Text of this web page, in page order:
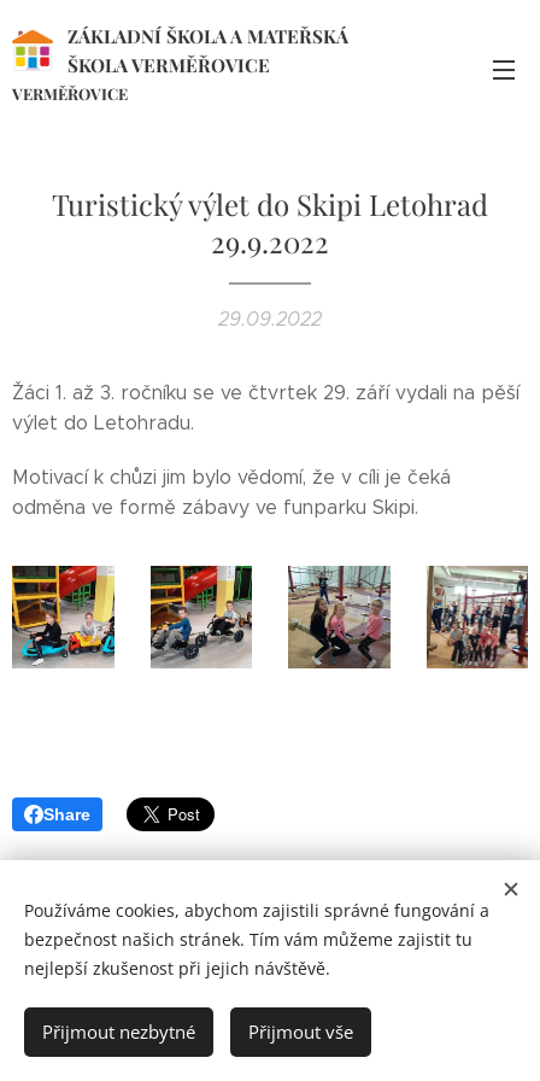
ZÁKLADNÍ ŠKOLA A MATEŘSKÁ
ŠKOLA VERMĚŘOVICE
VERMĚŘOVICE
Turistický výlet do Skipi Letohrad
29.9.2022
29.09.2022
Žáci 1. až 3. ročníku se ve čtvrtek 29. září vydali na pěší
výlet do Letohradu.
Motivací k chůzi jim bylo vědomí, že v cíli je čeká
odměna ve formě zábavy ve funparku Skipi.
Share
2024 ZŠ a MŠ Verměřovice
Vytvořeno službou
Webnode
Používáme cookies, abychom zajistili správné fungování a
bezpečnost našich stránek. Tím vám můžeme zajistit tu
nejlepší zkušenost při jejich návštěvě.
Přijmout nezbytné Přijmout vše